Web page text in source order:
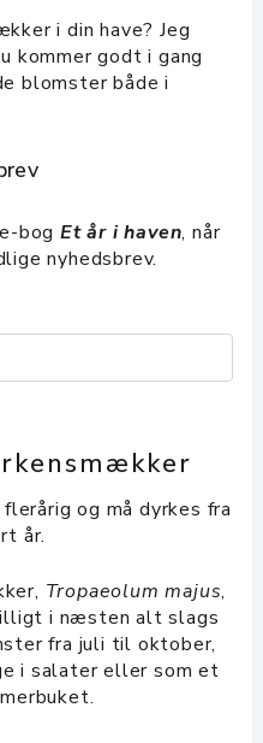
i din have? Jeg
kommer godt i gang
blomster både i
e-bogEt år i haven, når
nyhedsbrev.
og må dyrkes fra
år.
Tropaeolum majus,
i næsten alt slags
fra juli til oktober,
i salater eller som et